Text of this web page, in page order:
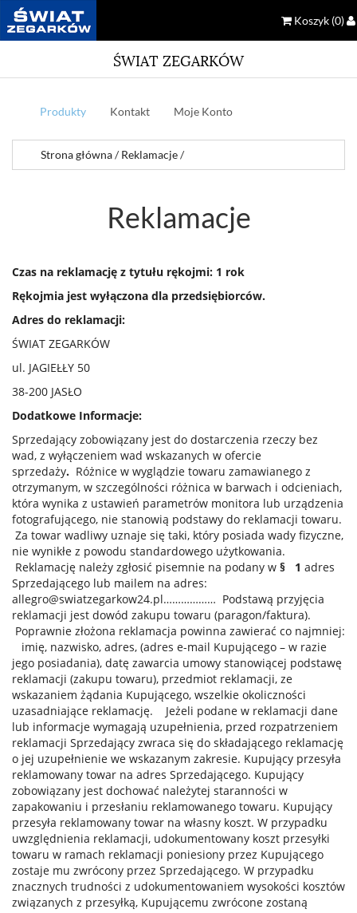
Koszyk (0)
ŚWIAT ZEGARKÓW
Produkty Kontakt Moje Konto
Strona główna/ Reklamacje/
Reklamacje
Czas na reklamację z tytułu rękojmi: 1 rok
Rękojmia jest wyłączona dla przedsiębiorców.
Adres do reklamacji:
ŚWIAT ZEGARKÓW
ul. JAGIEŁŁY 50
38-200 JASŁO
Dodatkowe Informacje:
Sprzedający zobowiązany jest do dostarczenia rzeczy bez
wad, z wyłączeniem wad wskazanych w ofercie
sprzedaży. Różnice w wyglądzie towaru zamawianego z
otrzymanym, w szczególności różnica w barwach i odcieniach,
która wynika z ustawień parametrów monitora lub urządzenia
fotografującego, nie stanowią podstawy do reklamacji towaru.
Za towar wadliwy uznaje się taki, który posiada wady fizyczne,
nie wynikłe z powodu standardowego użytkowania.
Reklamację należy zgłosić pisemnie na podany w § 1 adres
Sprzedającego lub mailem na adres:
allegro@swiatzegarkow24.pl……………… Podstawą przyjęcia
reklamacji jest dowód zakupu towaru (paragon/faktura).
Poprawnie złożona reklamacja powinna zawierać co najmniej:
imię, nazwisko, adres, (adres e-mail Kupującego – w razie
jego posiadania), datę zawarcia umowy stanowiącej podstawę
reklamacji (zakupu towaru), przedmiot reklamacji, ze
wskazaniem żądania Kupującego, wszelkie okoliczności
uzasadniające reklamację. Jeżeli podane w reklamacji dane
lub informacje wymagają uzupełnienia, przed rozpatrzeniem
reklamacji Sprzedający zwraca się do składającego reklamację
o jej uzupełnienie we wskazanym zakresie. Kupujący przesyła
reklamowany towar na adres Sprzedającego. Kupujący
zobowiązany jest dochować należytej staranności w
zapakowaniu i przesłaniu reklamowanego towaru. Kupujący
przesyła reklamowany towar na własny koszt. W przypadku
uwzględnienia reklamacji, udokumentowany koszt przesyłki
towaru w ramach reklamacji poniesiony przez Kupującego
zostaje mu zwrócony przez Sprzedającego. W przypadku
znacznych trudności z udokumentowaniem wysokości kosztów
związanych z przesyłką, Kupującemu zwrócone zostaną